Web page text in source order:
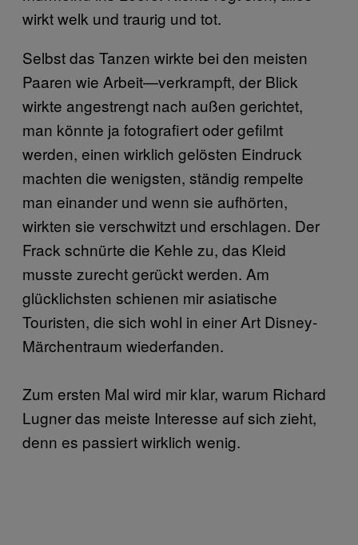
wirkt welk und traurig und tot.
Selbst das Tanzen wirkte bei den meisten
Paaren wie Arbeit—verkrampft, der Blick
wirkte angestrengt nach außen gerichtet,
man könnte ja fotografiert oder gefilmt
werden, einen wirklich gelösten Eindruck
machten die wenigsten, ständig rempelte
man einander und wenn sie aufhörten,
wirkten sie verschwitzt und erschlagen. Der
Frack schnürte die Kehle zu, das Kleid
musste zurecht gerückt werden. Am
glücklichsten schienen mir asiatische
Touristen, die sich wohl in einer Art Disney-
Märchentraum wiederfanden.
Zum ersten Mal wird mir klar, warum Richard
Lugner das meiste Interesse auf sich zieht,
denn es passiert wirklich wenig.